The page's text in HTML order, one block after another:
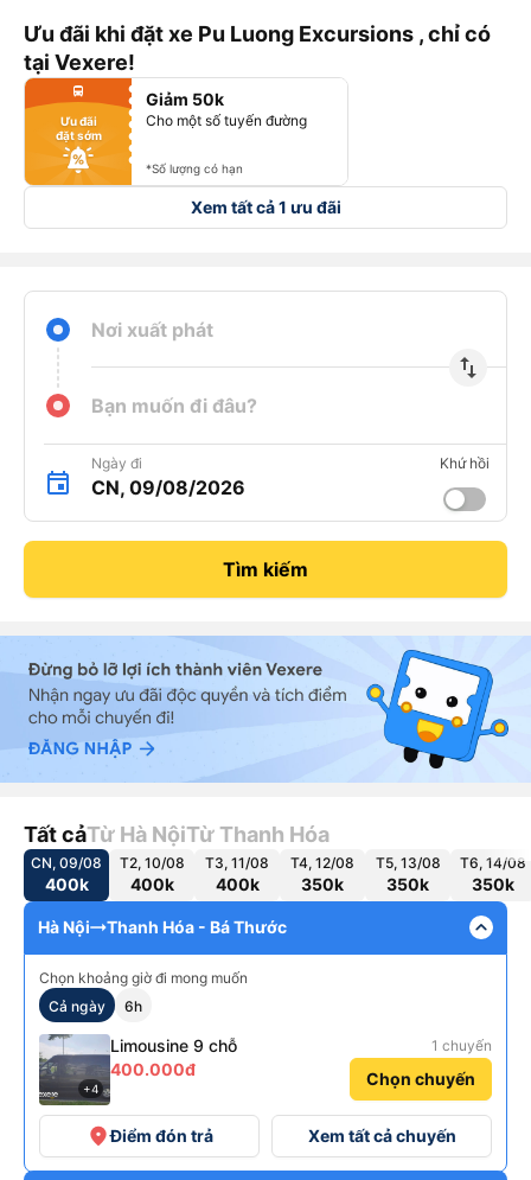
Ưu đãi khi đặt xe Pu Luong Excursions , chỉ có
tại Vexere!
fiber_manual_record
fiber_manual_record
fiber_manual_record
fiber_manual_record
fiber_manual_record
fiber_manual_record
fiber_manual_record
directions_bus
Ưu đãi
đặt sớm
Giảm 50k
Cho một số tuyến đường
*Số lượng có hạn
Xem tất cả 1 ưu đãi
Nơi xuất phát
import_export
Bạn muốn đi đâu?
Ngày đi
CN, 09/08/2026
Khứ hồi
Tìm kiếm
Tất cảTừ Hà NộiTừ Thanh Hóa
CN, 09/08
400k
T2, 10/08
400k
T3, 11/08
400k
T4, 12/08
350k
T5, 13/08
350k
T6, 14/08
350k
Hà Nội Thanh Hóa - Bá Thước expand_less
Chọn khoảng giờ đi mong muốn
Cả ngày
6h
+4
Limousine 9 chỗ 1 chuyến
400.000đ Chọn chuyến
placeĐiểm đón trả Xem tất cả chuyến